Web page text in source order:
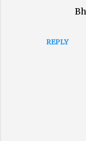
REPLY